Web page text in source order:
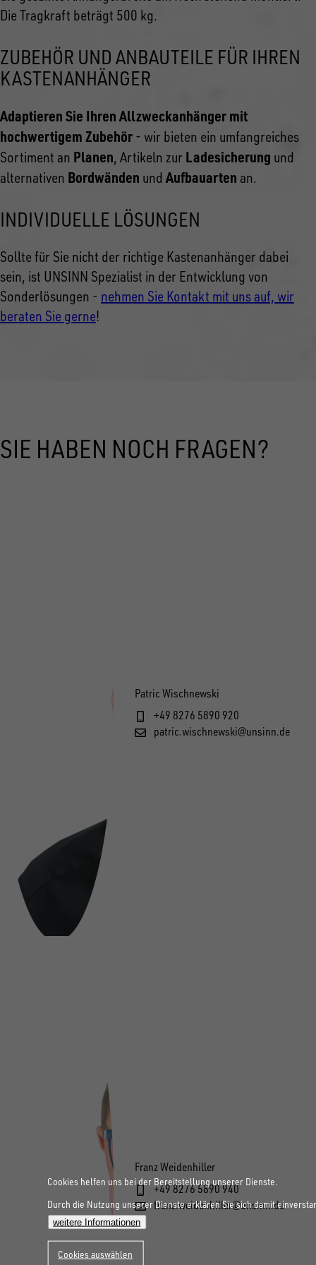
Die Tragkraft beträgt 500 kg.
ZUBEHÖR UND ANBAUTEILE FÜR IHREN
KASTENANHÄNGER
Adaptieren Sie Ihren Allzweckanhänger mit
hochwertigem Zubehör - wir bieten ein umfangreiches
Sortiment an Planen, Artikeln zur Ladesicherung und
alternativen Bordwänden undAufbauarten an.
INDIVIDUELLE LÖSUNGEN
Sollte für Sie nicht der richtige Kastenanhänger dabei
sein, ist UNSINN Spezialist in der Entwicklung von
Sonderlösungen - nehmen Sie Kontakt mit uns auf, wir
beraten Sie gerne!
SIE HABEN NOCH FRAGEN?
Patric Wischnewski
+49 8276 5890 920
patric.wischnewski@unsinn.de
Franz Weidenhiller
+49 8276 5890 940
franz.weidenhiller@unsinn.de
Cookies helfen uns bei der Bereitstellung unserer Dienste.
Durch die Nutzung unserer Dienste erklären Sie sich damit
weitere Informationen
Cookies auswählen